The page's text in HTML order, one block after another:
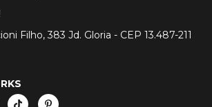
Filho, 383 Jd. Gloria - CEP 13.487-211